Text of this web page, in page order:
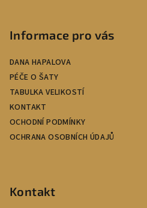
Informace pro vás
DANA HAPALOVA
PÉČE O ŠATY
TABULKA VELIKOSTÍ
KONTAKT
OCHODNÍ PODMÍNKY
OCHRANA OSOBNÍCH ÚDAJŮ
Kontakt